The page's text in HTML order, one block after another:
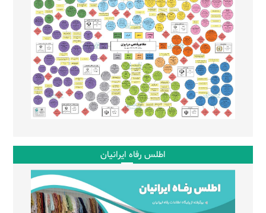
اطلس رفاه ایرانیان